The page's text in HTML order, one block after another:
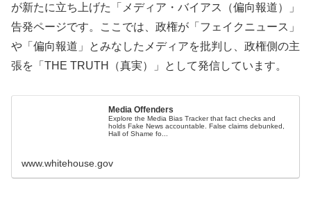
が新たに立ち上げた「メディア・バイアス（偏向報道）」
告発ページです。ここでは、政権が「フェイクニュース」
や「偏向報道」とみなしたメディアを批判し、政権側の主
張を「THE TRUTH（真実）」として発信しています。
Media Offenders
Explore the Media Bias Tracker that fact checks and
holds Fake News accountable. False claims debunked,
Hall of Shame fo...
www.whitehouse.gov